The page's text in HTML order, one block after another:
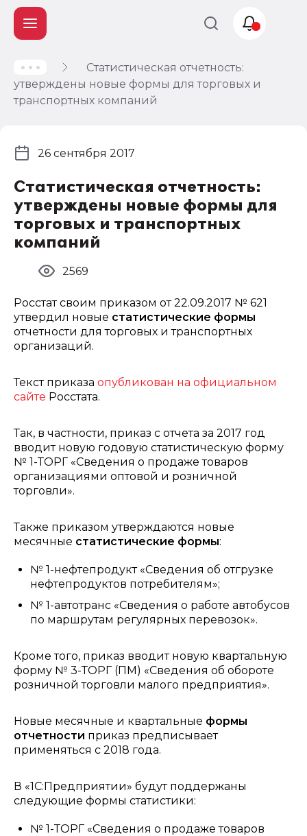
Статистическая отчетность:
утверждены новые формы для торговых и
транспортных компаний
Статистическая отчетность:
утверждены новые формы для
торговых и транспортных
компаний
26 сентября 2017
2569
Росстат своим приказом от 22.09.2017 № 621
утвердил новые статистические формы
отчетности для торговых и транспортных
организаций.
Текст приказа опубликован на официальном
сайте Росстата.
Так, в частности, приказ с отчета за 2017 год
вводит новую годовую статистическую форму
№ 1-ТОРГ «Сведения о продаже товаров
организациями оптовой и розничной
торговли».
Также приказом утверждаются новые
месячные статистические формы:
№ 1-нефтепродукт «Сведения об отгрузке
нефтепродуктов потребителям»;
№ 1-автотранс «Сведения о работе автобусов
по маршрутам регулярных перевозок».
Кроме того, приказ вводит новую квартальную
форму № 3-ТОРГ (ПМ) «Сведения об обороте
розничной торговли малого предприятия».
Новые месячные и квартальные формы
отчетности приказ предписывает
применяться с 2018 года.
В «1С:Предприятии» будут поддержаны
следующие формы статистики:
№ 1-ТОРГ «Сведения о продаже товаров
Учет и
налогообложение